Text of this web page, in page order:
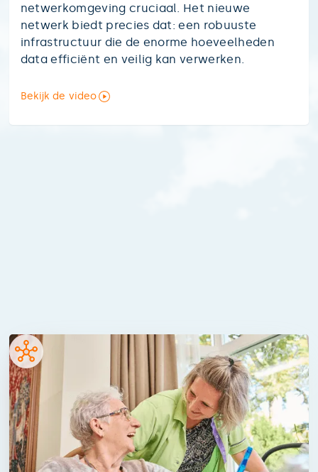
netwerkomgeving cruciaal. Het nieuwe
netwerk biedt precies dat: een robuuste
infrastructuur die de enorme hoeveelheden
data efficiënt en veilig kan verwerken.
Bekijk de video
Viattence
Deltics laat je in deze rerentie case graag zien
hoe we samen met onze partner Cradlepoint
een consistente 4G/5G verbinding kunnen
bieden wanneer er een storing plaats vindt op